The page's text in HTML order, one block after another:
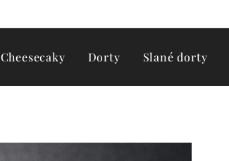
Cheesecaky Dorty Slané dorty